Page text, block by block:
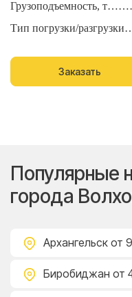
Грузоподъемность,
Тип погрузки/
Заказать
Популярные
города
Архангельск от
Биробиджан от